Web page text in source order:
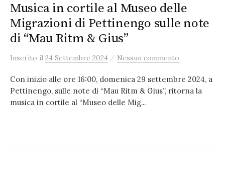
Musica in cortile al Museo delle
Migrazioni di Pettinengo sulle note
di “Mau Ritm & Gius”
Inserito il 24 Settembre 2024 / Nessun commento
Con inizio alle ore 16:00, domenica 29 settembre 2024, a
Pettinengo, sulle note di “Mau Ritm & Gius”, ritorna la
musica in cortile al “Museo delle Mig...